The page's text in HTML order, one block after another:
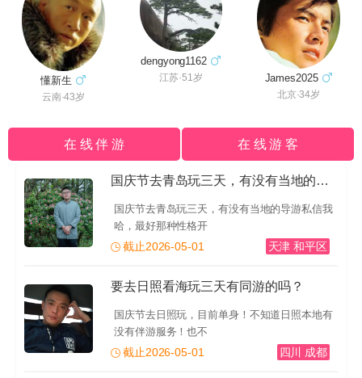
懂新生
云南·43岁
dengyong1162
江苏·51岁 James2025
北京·34岁
在 线 伴 游 在 线 游 客
国庆节去青岛玩三天，有没有当地的导游私信我哈
国庆节去青岛玩三天，有没有当地的导游私信我
哈，最好那种性格开
截止2026-05-01 天津 和平区
要去日照看海玩三天有同游的吗？
国庆节去日照玩，目前单身！不知道日照本地有
没有伴游服务！也不
截止2026-05-01 四川 成都